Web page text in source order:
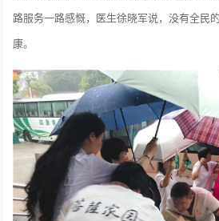
路服务一路感慨，医生徐晓军说，没有全民
康。